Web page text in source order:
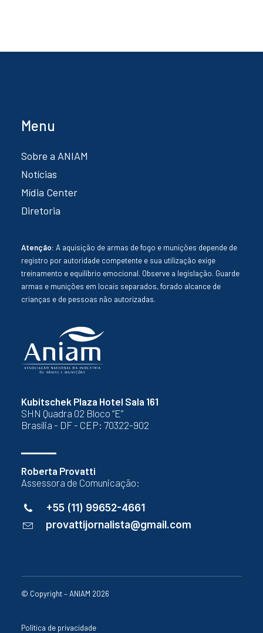
Kubitschek Plaza Hotel Sala 161
SHN Quadra 02 Bloco “E”
Brasília - DF - CEP: 70322-902
Roberta Provatti
Assessora de Comunicação:
+55 (11) 99652-4661
provattijornalista@gmail.com
Menu
Sobre a ANIAM
Notícias
Mídia Center
Diretoria
Atenção: A aquisição de armas de fogo e munições depende de
registro por autoridade competente e sua utilização exige
treinamento e equilíbrio emocional. Observe a legislação. Guarde
armas e munições em locais separados, forado alcance de
crianças e de pessoas não autorizadas.
© Copyright – ANIAM 2026
Política de privacidade